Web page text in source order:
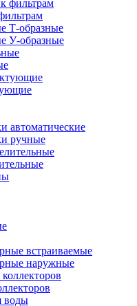
Т-образные
У-образные
автоматические
ручные
встраиваемые
наружные